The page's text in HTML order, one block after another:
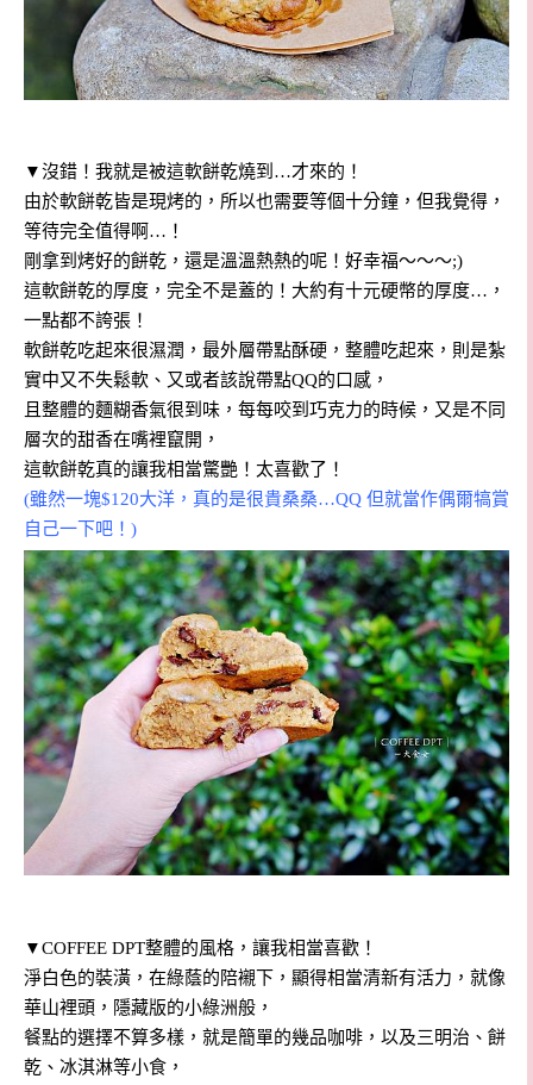
▼沒錯！我就是被這軟餅乾燒到…才來的！
由於軟餅乾皆是現烤的，所以也需要等個十分鐘，但我覺得，
等待完全值得啊…！
剛拿到烤好的餅乾，還是溫溫熱熱的呢！好幸福～～～;)
這軟餅乾的厚度，完全不是蓋的！大約有十元硬幣的厚度…，
一點都不誇張！
軟餅乾吃起來很濕潤，最外層帶點酥硬，整體吃起來，則是紮
實中又不失鬆軟、又或者該說帶點QQ的口感，
且整體的麵糊香氣很到味，每每咬到巧克力的時候，又是不同
層次的甜香在嘴裡竄開，
這軟餅乾真的讓我相當驚艷！太喜歡了！
(雖然一塊$120大洋，真的是很貴桑桑…QQ 但就當作偶爾犒賞
自己一下吧！)
▼COFFEE DPT整體的風格，讓我相當喜歡！
淨白色的裝潢，在綠蔭的陪襯下，顯得相當清新有活力，就像
華山裡頭，隱藏版的小綠洲般，
餐點的選擇不算多樣，就是簡單的幾品咖啡，以及三明治、餅
乾、冰淇淋等小食，